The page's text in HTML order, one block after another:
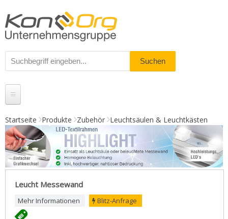
Produkte
Messestände
% Angebote
Daten-Upload
Startseite Produkte Zubehör Leuchtsäulen & Leuchtkästen
Leucht Messewand
Mehr Informationen Blitz-Anfrage